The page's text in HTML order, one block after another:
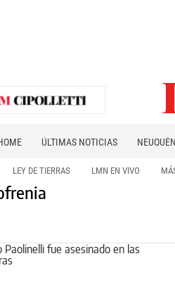
ÚLTIMAS NOTICIAS NEUQUÉN
LEY DE TIERRAS LMN EN VIVO